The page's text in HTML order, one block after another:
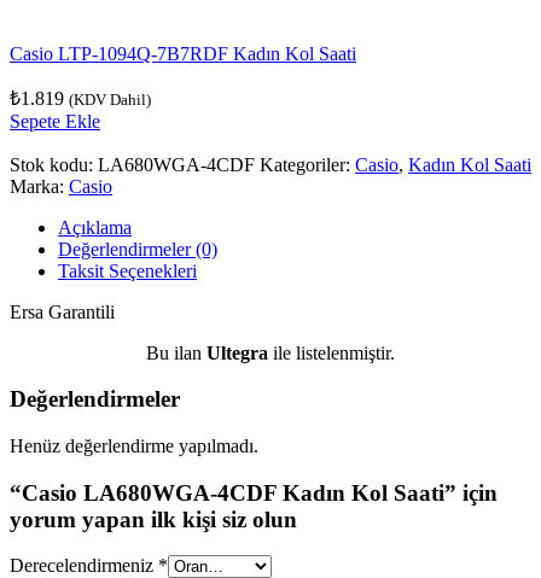
Casio LTP-1094Q-7B7RDF Kadın Kol Saati
₺1.819 (KDV Dahil)
Sepete Ekle
Stok kodu: LA680WGA-4CDF Kategoriler: Casio, Kadın Kol Saati
Marka: Casio
Açıklama
Değerlendirmeler (0)
Taksit Seçenekleri
Ersa Garantili
Bu ilan Ultegra ile listelenmiştir.
Değerlendirmeler
Henüz değerlendirme yapılmadı.
“Casio LA680WGA-4CDF Kadın Kol Saati” için
yorum yapan ilk kişi siz olun
Derecelendirmeniz *